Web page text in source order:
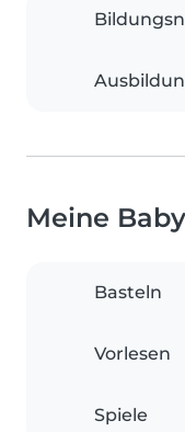
Meine
Basteln
Vorlesen
Spiele